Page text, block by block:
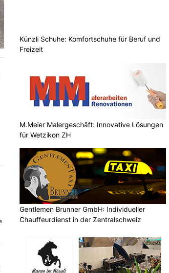
Künzli Schuhe: Komfortschuhe für Beruf und
Freizeit
M.Meier Malergeschäft: Innovative Lösungen
für Wetzikon ZH
Gentlemen Brunner GmbH: Individueller
Chauffeurdienst in der Zentralschweiz